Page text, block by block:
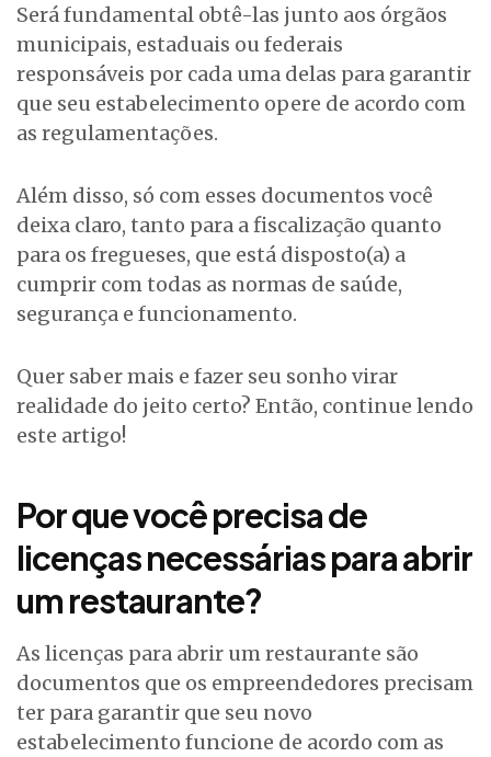
Será fundamental obtê-las junto aos órgãos
municipais, estaduais ou federais
responsáveis por cada uma delas para garantir
que seu estabelecimento opere de acordo com
as regulamentações.
Além disso, só com esses documentos você
deixa claro, tanto para a fiscalização quanto
para os fregueses, que está disposto(a) a
cumprir com todas as normas de saúde,
segurança e funcionamento.
Quer saber mais e fazer seu sonho virar
realidade do jeito certo? Então, continue lendo
este artigo!
Por que você precisa de
licenças necessárias para abrir
um restaurante?
As licenças para abrir um restaurante são
documentos que os empreendedores precisam
ter para garantir que seu novo
estabelecimento funcione de acordo com as